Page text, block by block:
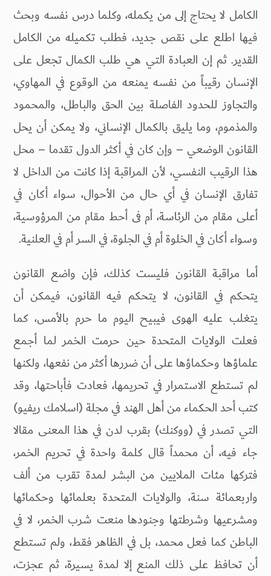
الكامل لا يحتاج إلى من يكمله، وكلما درس نفسه وبحث
فيها اطلع على نقص جديد، فطلب تكميله من الكامل
القدير. ثم إن العبادة التي هي طلب الكمال تجعل على
الإنسان رقيباً من نفسه يمنعه من الوقوع في المهاوي،
والتجاوز للحدود الفاصلة بين الحق والباطل، والمحمود
والمذموم، وما يليق بالكمال الإنساني، ولا يمكن أن يحل
القانون الوضعي – وإن كان في أكثر الدول تقدما – محل
هذا الرقيب النفسي، لأن المراقبة إذا كانت من الداخل لا
تفارق الإنسان في أي حال من الأحوال، سواء أكان في
أعلى مقام من الرئاسة، أم فى أحط مقام من المرؤوسية،
وسواء أكان في الخلوة أم في الجلوة، في السر أم في العلنية.
أما مراقبة القانون فليست كذلك، فإن واضع القانون
يتحكم في القانون، لا يتحكم فيه القانون، فيمكن أن
يتغلب عليه الهوى فيبيح اليوم ما حرم بالأمس، كما
فعلت الولايات المتحدة حين حرمت الخمر لما أجمع
علماؤها وحكماؤها على أن ضررها أكثر من نفعها، ولكنها
لم تستطع الاستمرار في تحريمها، فعادت فأباحتها، وقد
كتب أحد الحكماء من أهل الهند في مجلة (اسلامك ريفيو)
التي تصدر في (ووكنك) بقرب لدن في هذا المعنى مقالا
جاء فيه، أن محمداً قال كلمة واحدة في تحريم الخمر،
فتركها مئات الملايين من البشر لمدة تقرب من ألف
واربعمائة سنة، والولايات المتحدة بعلمائها وحكمائها
ومشرعيها وشرطتها وجنودها منعت شرب الخمر، لا في
الباطن كما فعل محمد، بل في الظاهر فقط، ولم تستطع
أن تحافظ على ذلك المنع إلا لمدة يسيرة، ثم عجزت،